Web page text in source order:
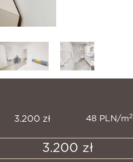
3.200 zł 48 PLN/m2
3.200 zł